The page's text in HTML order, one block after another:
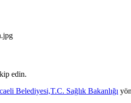
edin.
Belediyesi,T.C. Sağlık Bakanlığı